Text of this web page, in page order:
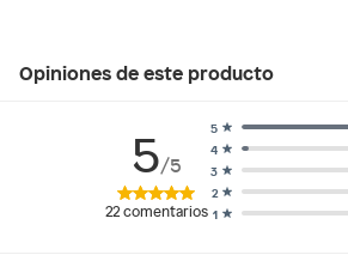
Opiniones de este producto
5/5
22 comentarios 1
2
3
4
5